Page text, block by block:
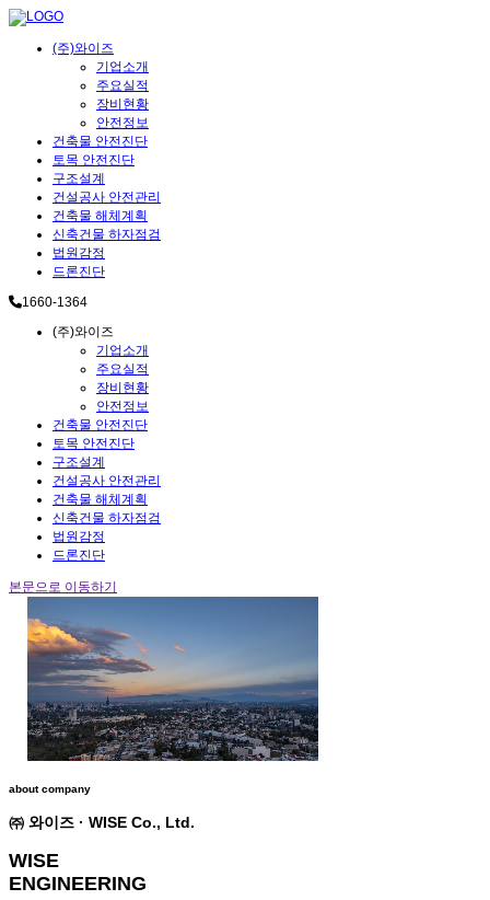
(주)와이즈
기업소개
주요실적
장비현황
안전정보
건축물 안전진단
토목 안전진단
구조설계
건설공사 안전관리
건축물 해체계획
신축건물 하자점검
법원감정
드론진단
1660-1364
(주)와이즈
기업소개
주요실적
장비현황
안전정보
건축물 안전진단
토목 안전진단
구조설계
건설공사 안전관리
건축물 해체계획
신축건물 하자점검
법원감정
드론진단
본문으로 이동하기
about company
㈜ 와이즈 · WISE Co., Ltd.
WISE
ENGINEERING